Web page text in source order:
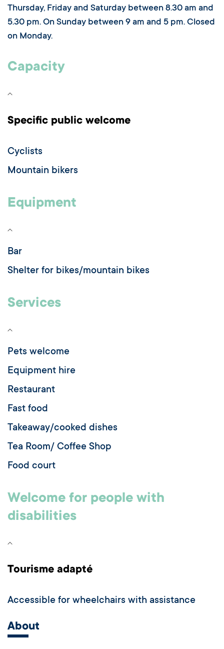
Thursday, Friday and Saturday between 8.30 am and
5.30 pm. On Sunday between 9 am and 5 pm. Closed
on Monday.
Capacity
Specific public welcome
Cyclists
Mountain bikers
Equipment
Bar
Shelter for bikes/mountain bikes
Services
Pets welcome
Equipment hire
Restaurant
Fast food
Takeaway/cooked dishes
Tea Room/ Coffee Shop
Food court
Welcome for people with
disabilities
Tourisme adapté
Accessible for wheelchairs with assistance
About